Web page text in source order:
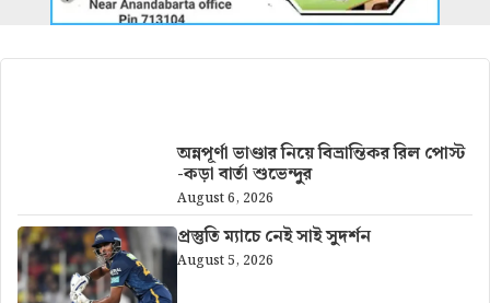
অন্নপূর্ণা ভাণ্ডার নিয়ে বিভ্রান্তিকর রিল পোস্ট
-কড়া বার্তা শুভেন্দুর
August 6, 2026
প্রস্তুতি ম্যাচে নেই সাই সুদর্শন
August 5, 2026